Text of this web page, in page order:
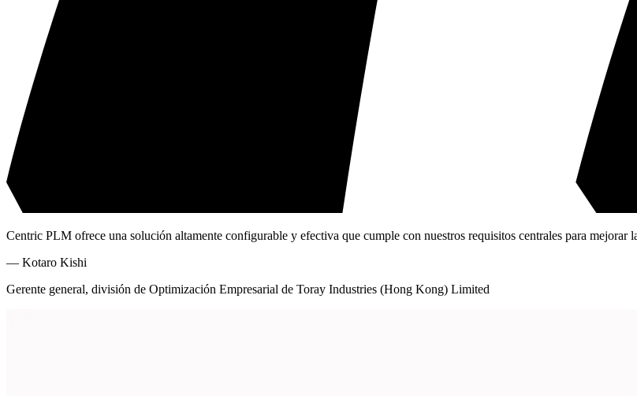
Centric PLM ofrece una solución altamente configurable y efectiva que cumple con nuestros requisitos centrales para
— Kotaro Kishi
Gerente general, división de Optimización Empresarial de Toray Industries (Hong Kong) Limited